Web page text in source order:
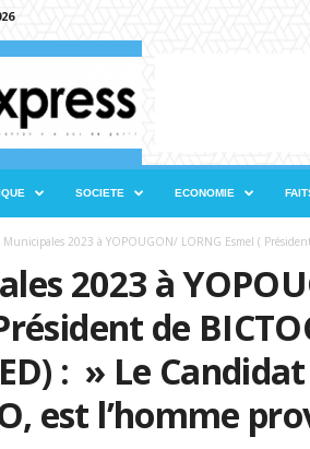
SOCIETE ECONOMIE
Municipales 2023 à YOPOUGON/ LORNG Esmel (
2023 à
de
: » Le
est l’homme